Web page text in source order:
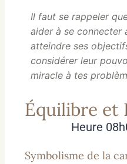
Il faut se rappeler
aider à se connecter
atteindre ses
considérer leur
miracle à tes
Équilibre et
Heure
Symbolisme de la